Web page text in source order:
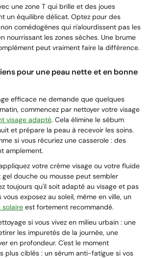
une zone T qui brille et des joues
un équilibre délicat. Optez pour des
comédogènes qui n'alourdissent pas les
nourrissant les zones sèches. Une brume
peut vraiment faire la différence.
pour une peau nette et en bonne
efficace ne demande que quelques
commencez par nettoyer votre visage
visage adapté. Cela élimine le sébum
et prépare la peau à recevoir les soins.
si vous récuriez une casserole : des
amplement.
votre crème visage ou votre fluide
douche ou mousse peut sembler
toujours qu'il soit adapté au visage et pas
exposez au soleil, même en ville, un
est fortement recommandé.
si vous vivez en milieu urbain : une
les impuretés de la journée, une
en profondeur. C'est le moment
plus ciblés : un sérum anti-fatigue si vos